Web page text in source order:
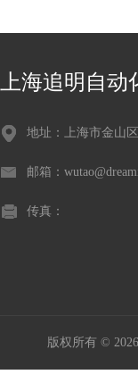
上海追明自
地址：上海市金山
邮箱：
传真：
版权所有 ©